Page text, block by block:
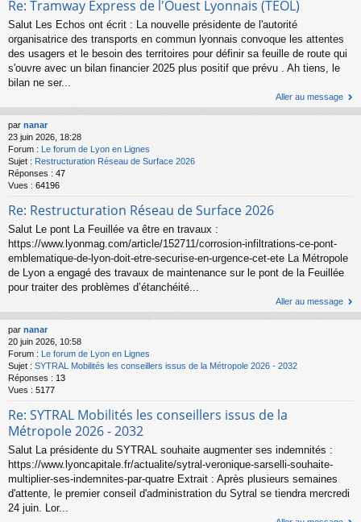
Re: Tramway Express de l'Ouest Lyonnais (TEOL)
Salut Les Echos ont écrit : La nouvelle présidente de l'autorité
organisatrice des transports en commun lyonnais convoque les attentes
des usagers et le besoin des territoires pour définir sa feuille de route qui
s'ouvre avec un bilan financier 2025 plus positif que prévu . Ah tiens, le
bilan ne ser...
Aller au message
par nanar
23 juin 2026, 18:28
Forum : Le forum de Lyon en Lignes
Sujet : Restructuration Réseau de Surface 2026
Réponses : 47
Vues : 64196
Re: Restructuration Réseau de Surface 2026
Salut Le pont La Feuillée va être en travaux :
https://www.lyonmag.com/article/152711/corrosion-infiltrations-ce-pont-
emblematique-de-lyon-doit-etre-securise-en-urgence-cet-ete La Métropole
de Lyon a engagé des travaux de maintenance sur le pont de la Feuillée
pour traiter des problèmes d’étanchéité...
Aller au message
par nanar
20 juin 2026, 10:58
Forum : Le forum de Lyon en Lignes
Sujet : SYTRAL Mobilités les conseillers issus de la Métropole 2026 - 2032
Réponses : 13
Vues : 5177
Re: SYTRAL Mobilités les conseillers issus de la
Métropole 2026 - 2032
Salut La présidente du SYTRAL souhaite augmenter ses indemnités :
https://www.lyoncapitale.fr/actualite/sytral-veronique-sarselli-souhaite-
multiplier-ses-indemnites-par-quatre Extrait : Après plusieurs semaines
d'attente, le premier conseil d'administration du Sytral se tiendra mercredi
24 juin. Lor...